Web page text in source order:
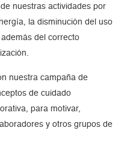
nuestras actividades por
la disminución del uso
del correcto
nuestra campaña de
de cuidado
para motivar,
y otros grupos de